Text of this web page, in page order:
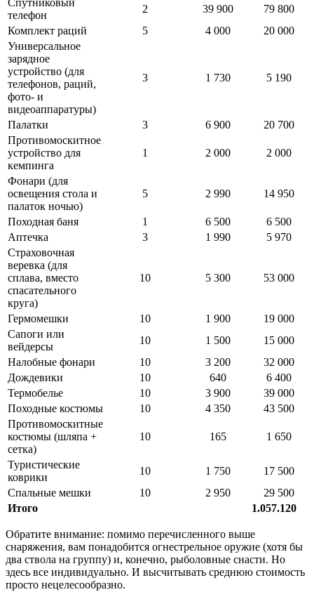
Спутниковый
телефон
2 39 900
79 800
Комплект раций
5 4 000
20 000
Универсальное
зарядное
устройство (для
телефонов, раций,
фото- и
видеоаппаратуры)
3 1 730 5 190
Палатки 3 6 900
20 700
Противомоскитное
устройство для
кемпинга
1 2 000 2 000
Фонари (для
освещения стола и
палаток ночью)
5 2 990 14 950
Походная баня 1 6 500
6 500
Аптечка
3 1 990
5 970
Страховочная
веревка (для
сплава, вместо
спасательного
круга)
10 5 300 53 000
Гермомешки 10 1 900
19 000
Сапоги или
вейдерсы
10 1 500
15 000
Налобные фонари
10 3 200
32 000
Дождевики
10 640
6 400
Термобелье
10 3 900
39 000
Походные костюмы
10 4 350
43 500
Противомоскитные
костюмы (шляпа +
сетка)
10 165 1 650
Туристические
коврики
10 1 750
17 500
Спальные мешки
10 2 950
29 500
Итого
1.057.120
Обратите внимание: помимо перечисленного выше
снаряжения, вам понадобится огнестрельное оружие (хотя бы
два ствола на группу) и, конечно, рыболовные снасти. Но
здесь все индивидуально. И высчитывать среднюю стоимость
просто нецелесообразно.